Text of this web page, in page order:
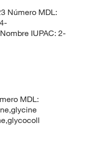
Número MDL:
IUPAC: 2-
MDL: